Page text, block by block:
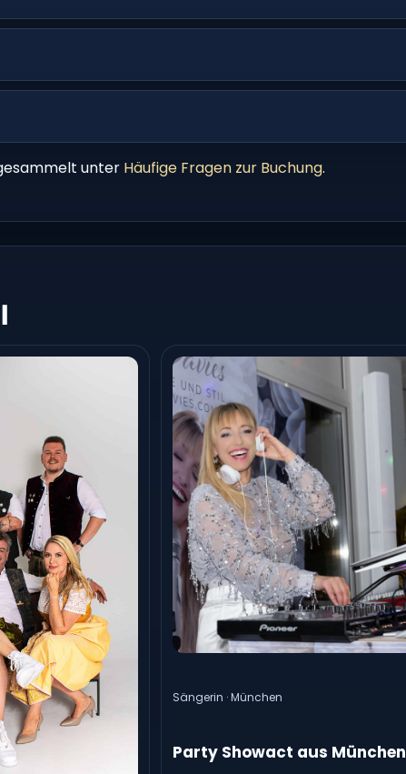
unter Häufige Fragen zur Buchung.
Sängerin · München
Party Showact aus München